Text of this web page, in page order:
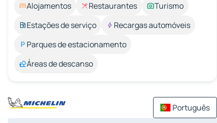
Alojamentos Restaurantes
Turismo
Estações de serviço
Recargas automóveis
Parques de estacionamento
Áreas de descanso
Português